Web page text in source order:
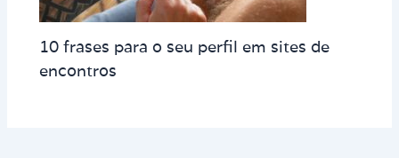
10 frases para o seu perfil em sites de
encontros